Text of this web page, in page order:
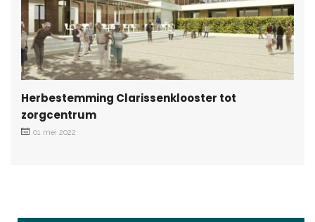
Herbestemming Clarissenklooster tot
zorgcentrum
01 mei 2022